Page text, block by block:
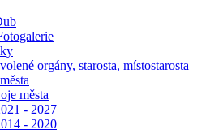
orgány, starosta, místostarosta
města
- 2027
- 2020